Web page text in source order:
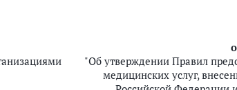
"Об утверждении Правил
медицинских услуг,